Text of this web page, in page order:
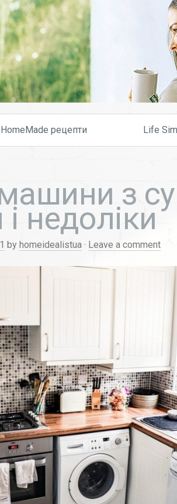
HomeMade рецепти Life
з
недоліки
by homeidealistua · Leave a comment